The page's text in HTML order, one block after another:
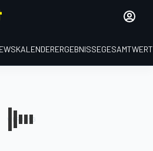
KALENDERERGEBNISSE